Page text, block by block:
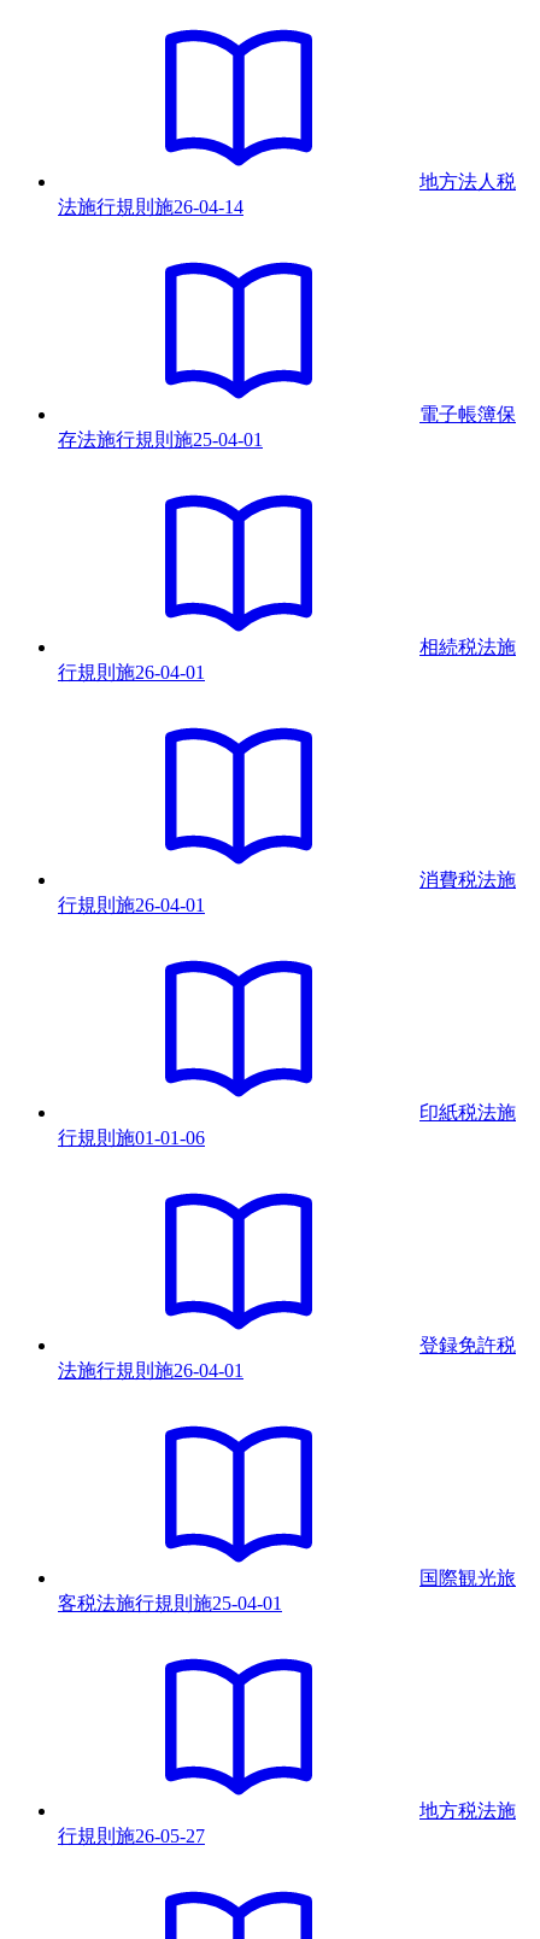
地方法人税
法施行規則 施26-04-14
電子帳簿保
存法施行規則 施25-04-01
相続税法施
行規則 施26-04-01
消費税法施
行規則 施26-04-01
印紙税法施
行規則 施01-01-06
登録免許税
法施行規則 施26-04-01
国際観光旅
客税法施行規則 施25-04-01
地方税法施
行規則 施26-05-27